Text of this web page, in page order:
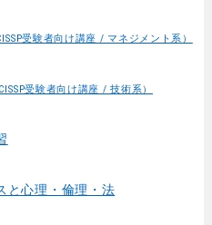
受験者向け講座 / マネジメント系）
CISSP受験者向け講座 / 技術系）
と心理・倫理・法